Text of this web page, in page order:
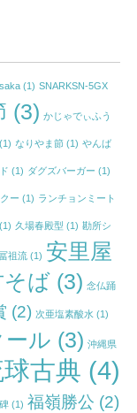
(1) SNARKSN-5GX
(3) かじゃでぃふう
(1) なりやま節 (1) やんば
(1) ダグズバーガー (1)
ー (1) ランチョンミート
(1) 久場春殿型 (1) 勘所シ
祖流 (1) 安里屋
そば (3) 念仏踊
(2) 次亜塩素酸水 (1)
ール (3) 沖縄県
古典 (4)
(1) 福嶺勝公 (2)